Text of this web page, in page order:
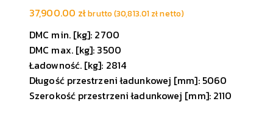
37,900.00 zł brutto (30,813.01 złnetto)
DMC min. [kg]: 2700
DMC max. [kg]: 3500
Ładowność. [kg]: 2814
Długość przestrzeni ładunkowej [mm]: 5060
Szerokość przestrzeni ładunkowej [mm]: 2110